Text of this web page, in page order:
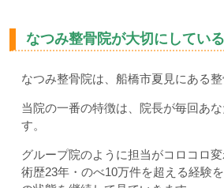
なつみ整骨院が大切にしてい
なつみ整骨院は、船橋市夏見にある整
当院の一番の特徴は、院長が毎回あ
す。
グループ院のように担当がコロコロ
術歴23年・のべ10万件を超える経験